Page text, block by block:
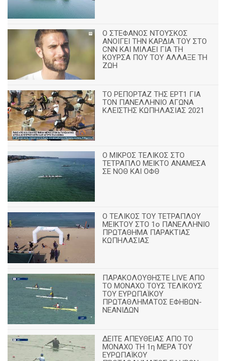
Ο ΣΤΕΦΑΝΟΣ ΝΤΟΥΣΚΟΣ
ΑΝΟΙΓΕΙ ΤΗΝ ΚΑΡΔΙΑ ΤΟΥ ΣΤΟ
CNN ΚΑΙ ΜΙΛΑΕΙ ΓΙΑ ΤΗ
ΚΟΥΡΣΑ ΠΟΥ ΤΟΥ ΑΛΛΑΞΕ ΤΗ
ΖΩΗ
ΤΟ ΡΕΠΟΡΤΑΖ ΤΗΣ ΕΡΤ1 ΓΙΑ
ΤΟΝ ΠΑΝΕΛΛΗΝΙΟ ΑΓΩΝΑ
ΚΛΕΙΣΤΗΣ ΚΩΠΗΛΑΣΙΑΣ 2021
Ο ΜΙΚΡΟΣ ΤΕΛΙΚΟΣ ΣΤΟ
ΤΕΤΡΑΠΛΟ ΜΕΙΚΤΟ ΑΝΑΜΕΣΑ
ΣΕ ΝΟΘ ΚΑΙ ΟΦΘ
Ο ΤΕΛΙΚΟΣ ΤΟΥ ΤΕΤΡΑΠΛΟΥ
ΜΕΙΚΤΟΥ ΣΤΟ 1ο ΠΑΝΕΛΛΗΝΙΟ
ΠΡΩΤΑΘΗΜΑ ΠΑΡΑΚΤΙΑΣ
ΚΩΠΗΛΑΣΙΑΣ
ΠΑΡΑΚΟΛΟΥΘΗΣΤΕ LIVE ΑΠΟ
ΤΟ ΜΟΝΑΧΟ ΤΟΥΣ ΤΕΛΙΚΟΥΣ
ΤΟΥ ΕΥΡΩΠΑΪΚΟΥ
ΠΡΩΤΑΘΛΗΜΑΤΟΣ ΕΦΗΒΩΝ-
ΝΕΑΝΙΔΩΝ
ΔΕΙΤΕ ΑΠΕΥΘΕΙΑΣ ΑΠΟ ΤΟ
ΜΟΝΑΧΟ ΤΗ 1η ΜΕΡΑ ΤΟΥ
ΕΥΡΩΠΑΪΚΟΥ